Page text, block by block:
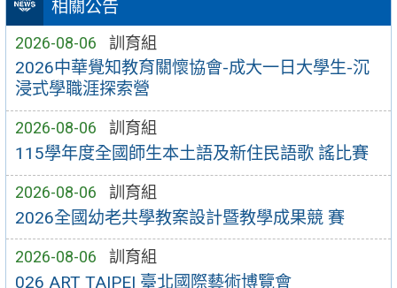
相關公告
2026-08-06 訓育組
2026中華覺知教育關懷協會-成大一日大學生-沉
浸式學職涯探索營
2026-08-06 訓育組
115學年度全國師生本土語及新住民語歌 謠比賽
2026-08-06 訓育組
2026全國幼老共學教案設計暨教學成果競 賽
2026-08-06 訓育組
026 ART TAIPEI 臺北國際藝術博覽會